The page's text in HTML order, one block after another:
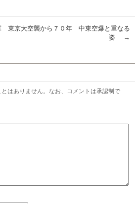
東京大空襲から７０年 中東空爆と重なる
姿
→
はありません。なお、コメントは承認制で